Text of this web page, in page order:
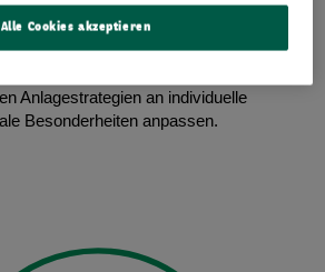
im Fokus
Anlagestrategien an individuelle
Besonderheiten anpassen.
Alle Cookies akzeptieren